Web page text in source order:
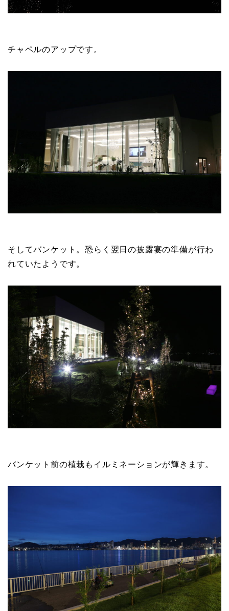
チャペルのアップです。
そしてバンケット。恐らく翌日の披露宴の準備が行わ
れていたようです。
バンケット前の植栽もイルミネーションが輝きます。